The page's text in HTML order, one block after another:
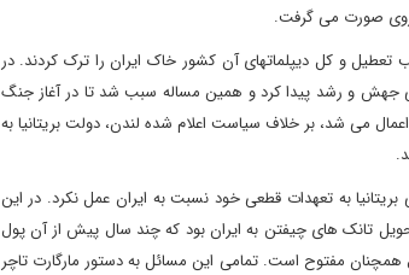
صورت می گرفت.
تعطیل و کل دیپلماتهای آن کشور خاک ایران را ترک کردند. در
جهش و رشد پیدا کرد و همین مساله سبب شد تا در آغاز جنگ
می شد، بر خلاف سیاست اعلام شده لندن، دولت بریتانیا به
به تعهدات قطعی خود نسبت به ایران عمل نکرد. در این
تانک های چیفتن به ایران بود که چند سال پیش از آن پول
همچنان مفتوح است. تمامی این مسائل به دستور مارگارت تاچر